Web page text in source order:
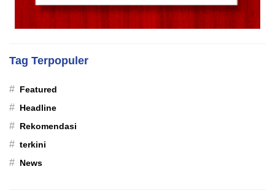
Tag Terpopuler
# Featured
# Headline
# Rekomendasi
# terkini
# News